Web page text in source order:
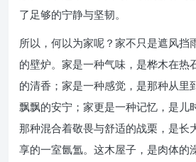
了足够的宁静与坚韧。
所以，何以为家呢？家不只是遮风挡
的壁炉。家是一种气味，是桦木在热
的清香；家是一种感觉，是那种从里
飘飘的安宁；家更是一种记忆，是儿
那种混合着敬畏与舒适的战栗，是长
享的一室氤氲。这木屋子，是肉体的